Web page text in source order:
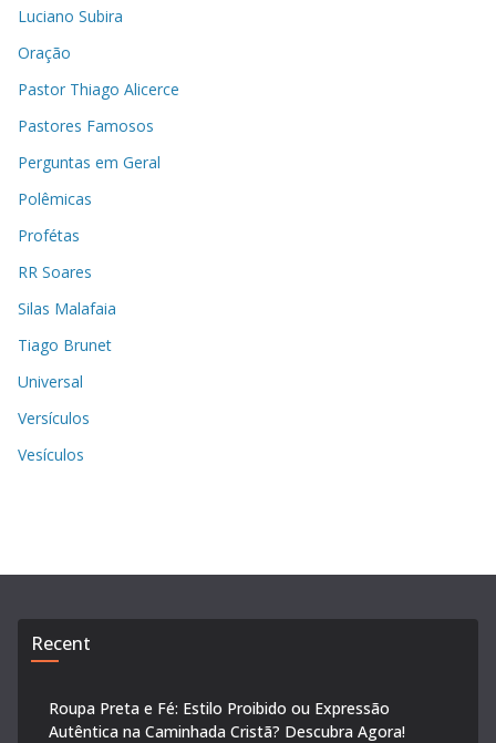
Luciano Subira
Oração
Pastor Thiago Alicerce
Pastores Famosos
Perguntas em Geral
Polêmicas
Profétas
RR Soares
Silas Malafaia
Tiago Brunet
Universal
Versículos
Vesículos
Recent
Roupa Preta e Fé: Estilo Proibido ou Expressão
Autêntica na Caminhada Cristã? Descubra Agora!